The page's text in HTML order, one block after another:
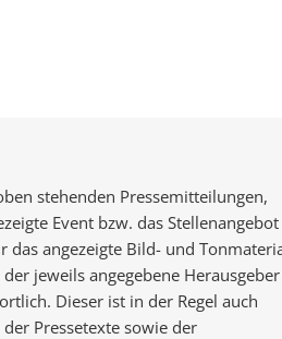
stehenden Pressemitteilungen,
Event bzw. das Stellenangebot
das angezeigte Bild- und
jeweils angegebene Herausgeber
Dieser ist in der Regel auch
Pressetexte sowie der